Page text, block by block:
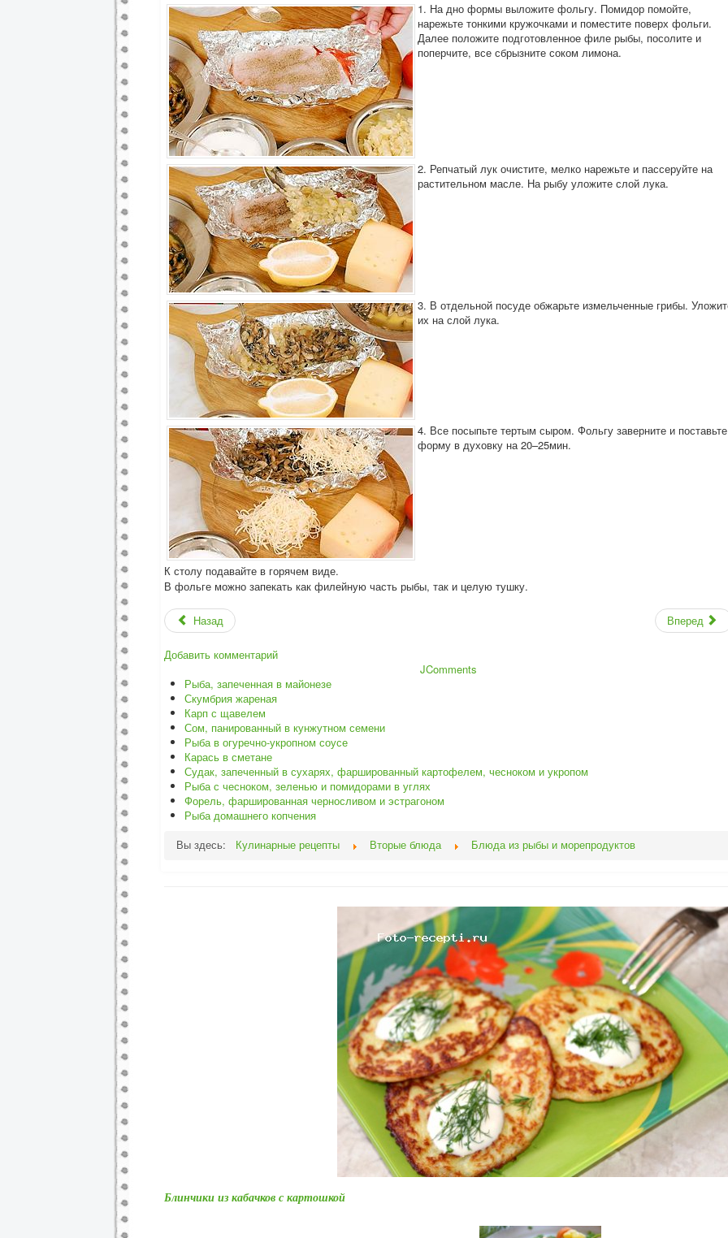
1. На дно формы выложите фольгу. Помидор помойте,
нарежьте тонкими кружочками и поместите поверх фольги.
Далее положите подготовленное филе рыбы, посолите и
поперчите, все сбрызните соком лимона.
2. Репчатый лук очистите, мелко нарежьте и пассеруйте на
растительном масле. На рыбу уложите слой лука.
3. В отдельной посуде обжарьте измельченные грибы.
их на слой лука.
4. Все посыпьте тертым сыром. Фольгу заверните и поставьте
форму в духовку на 20–25мин.
К столу подавайте в горячем виде.
В фольге можно запекать как филейную часть рыбы, так и целую тушку.
Назад Вперед
Добавить комментарий
JComments
Рыба, запеченная в майонезе
Скумбрия жареная
Карп с щавелем
Сом, панированный в кунжутном семени
Рыба в огуречно-укропном соусе
Карась в сметане
Судак, запеченный в сухарях, фаршированный картофелем, чесноком и укропом
Рыба с чесноком, зеленью и помидорами в углях
Форель, фаршированная черносливом и эстрагоном
Рыба домашнего копчения
Вы здесь:
Кулинарные рецепты Вторые блюда Блюда из рыбы и морепродуктов
Блинчики из кабачков с картошкой